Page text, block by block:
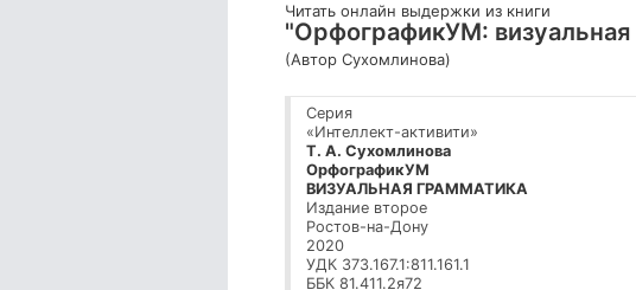
Читать онлайн выдержки из книги
"ОрфографикУМ:
(Автор Сухомлинова)
Серия
«Интеллект-активити»
Т. А. Сухомлинова
ОрфографикУМ
ВИЗУАЛЬНАЯ ГРАММАТИКА
Издание второе
Ростов-на-Дону
2020
УДК 373.167.1:811.161.1
ББК 81.411.2я72